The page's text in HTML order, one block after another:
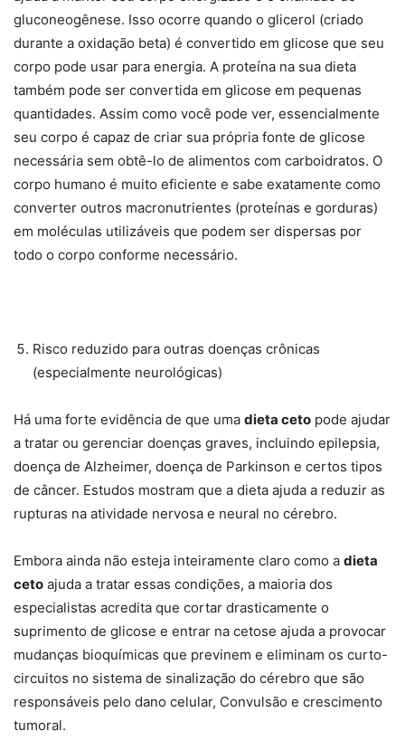
gluconeogênese. Isso ocorre quando o glicerol (criado
durante a oxidação beta) é convertido em glicose que seu
corpo pode usar para energia. A proteína na sua dieta
também pode ser convertida em glicose em pequenas
quantidades. Assim como você pode ver, essencialmente
seu corpo é capaz de criar sua própria fonte de glicose
necessária sem obtê-lo de alimentos com carboidratos. O
corpo humano é muito eficiente e sabe exatamente como
converter outros macronutrientes (proteínas e gorduras)
em moléculas utilizáveis ​​que podem ser dispersas por
todo o corpo conforme necessário.
Risco reduzido para outras doenças crônicas
(especialmente neurológicas)
Há uma forte evidência de que uma dieta ceto pode ajudar
a tratar ou gerenciar doenças graves, incluindo epilepsia,
doença de Alzheimer, doença de Parkinson e certos tipos
de câncer. Estudos mostram que a dieta ajuda a reduzir as
rupturas na atividade nervosa e neural no cérebro.
Embora ainda não esteja inteiramente claro como a dieta
ceto ajuda a tratar essas condições, a maioria dos
especialistas acredita que cortar drasticamente o
suprimento de glicose e entrar na cetose ajuda a provocar
mudanças bioquímicas que previnem e eliminam os curto-
circuitos no sistema de sinalização do cérebro que são
responsáveis ​​pelo dano celular, Convulsão e crescimento
tumoral.